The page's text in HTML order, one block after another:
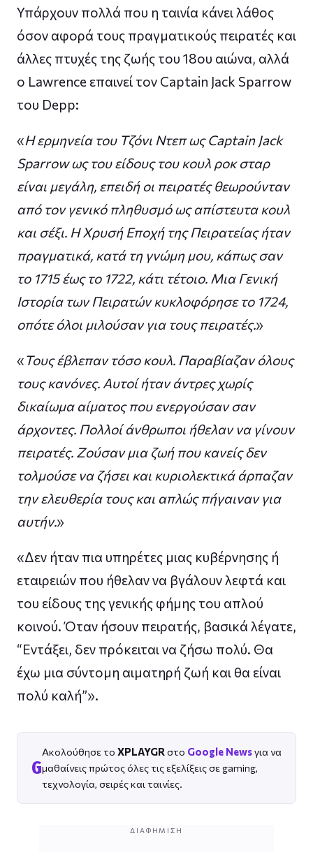
Υπάρχουν πολλά που η ταινία κάνει λάθος
όσον αφορά τους πραγματικούς πειρατές και
άλλες πτυχές της ζωής του 18ου αιώνα, αλλά
ο Lawrence επαινεί τον Captain Jack Sparrow
του Depp:
«Η ερμηνεία του Τζόνι Ντεπ ως Captain Jack
Sparrow ως του είδους του κουλ ροκ σταρ
είναι μεγάλη, επειδή οι πειρατές θεωρούνταν
από τον γενικό πληθυσμό ως απίστευτα κουλ
και σέξι. Η Χρυσή Εποχή της Πειρατείας ήταν
πραγματικά, κατά τη γνώμη μου, κάπως σαν
το 1715 έως το 1722, κάτι τέτοιο. Μια Γενική
Ιστορία των Πειρατών κυκλοφόρησε το 1724,
οπότε όλοι μιλούσαν για τους πειρατές.»
«Τους έβλεπαν τόσο κουλ. Παραβίαζαν όλους
τους κανόνες. Αυτοί ήταν άντρες χωρίς
δικαίωμα αίματος που ενεργούσαν σαν
άρχοντες. Πολλοί άνθρωποι ήθελαν να γίνουν
πειρατές. Ζούσαν μια ζωή που κανείς δεν
τολμούσε να ζήσει και κυριολεκτικά άρπαζαν
την ελευθερία τους και απλώς πήγαιναν για
αυτήν.»
«Δεν ήταν πια υπηρέτες μιας κυβέρνησης ή
εταιρειών που ήθελαν να βγάλουν λεφτά και
του είδους της γενικής φήμης του απλού
κοινού. Όταν ήσουν πειρατής, βασικά λέγατε,
“Εντάξει, δεν πρόκειται να ζήσω πολύ. Θα
έχω μια σύντομη αιματηρή ζωή και θα είναι
πολύ καλή”».
G
Ακολούθησε το XPLAYGR στο Google Newsγια να
μαθαίνεις πρώτος όλες τις εξελίξεις σε gaming,
τεχνολογία, σειρές και ταινίες.
ΔΙΑΦΉΜΙΣΗ